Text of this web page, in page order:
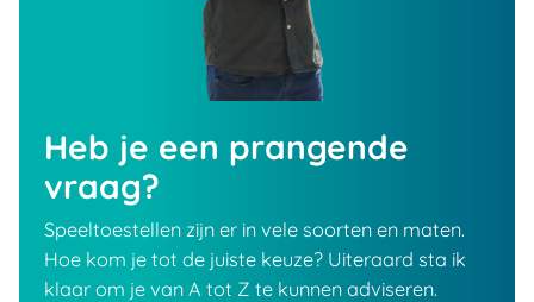
Heb je een prangende
vraag?
Speeltoestellen zijn er in vele soorten en maten.
Hoe kom je tot de juiste keuze? Uiteraard sta ik
klaar om je van A tot Z te kunnen adviseren.